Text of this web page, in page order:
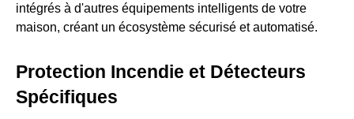
intégrés à d'autres équipements intelligents de votre
maison, créant un écosystème sécurisé et automatisé.
Protection Incendie et Détecteurs
Spécifiques